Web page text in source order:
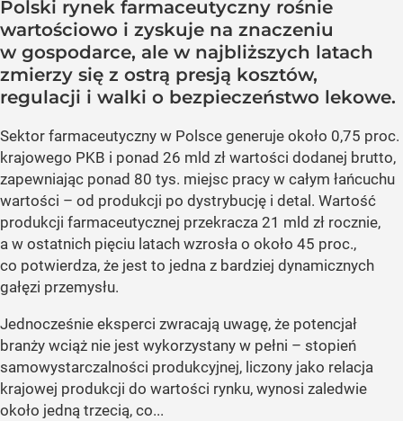
Polski rynek farmaceutyczny rośnie
wartościowo i zyskuje na znaczeniu
w gospodarce, ale w najbliższych latach
zmierzy się z ostrą presją kosztów,
regulacji i walki o bezpieczeństwo lekowe.
Sektor farmaceutyczny w Polsce generuje około 0,75 proc.
krajowego PKB i ponad 26 mld zł wartości dodanej brutto,
zapewniając ponad 80 tys. miejsc pracy w całym łańcuchu
wartości – od produkcji po dystrybucję i detal. Wartość
produkcji farmaceutycznej przekracza 21 mld zł rocznie,
a w ostatnich pięciu latach wzrosła o około 45 proc.,
co potwierdza, że jest to jedna z bardziej dynamicznych
gałęzi przemysłu.
Jednocześnie eksperci zwracają uwagę, że potencjał
branży wciąż nie jest wykorzystany w pełni – stopień
samowystarczalności produkcyjnej, liczony jako relacja
krajowej produkcji do wartości rynku, wynosi zaledwie
około jedną trzecią, co...